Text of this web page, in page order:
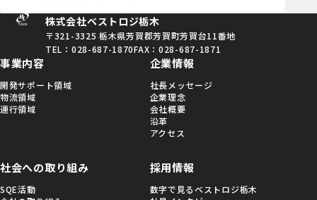
株式会社ベストロジ栃木
〒321-3325 栃木県芳賀郡芳賀町芳賀台11番地
TEL：028-687-1870FAX：028-687-1871
事業内容
開発サポート領域
物流領域
運行領域
企業情報
社長メッセージ
企業理念
会社概要
沿革
アクセス
社会への取り組み
SQE活動
採用情報
数字で見るベストロジ栃木